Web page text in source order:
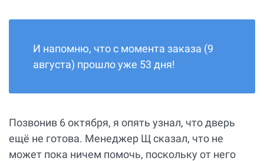
И напомню, что с момента заказа (9
августа) прошло уже 53 дня!
Позвонив 6 октября, я опять узнал, что дверь
ещё не готова. Менеджер Щ сказал, что не
может пока ничем помочь, поскольку от него